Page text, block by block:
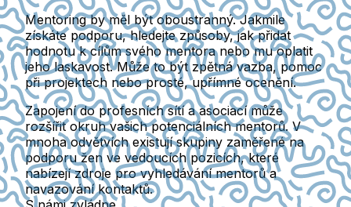
Mentoring by měl být oboustranný. Jakmile
získáte podporu, hledejte způsoby, jak přidat
hodnotu k cílům svého mentora nebo mu oplatit
jeho laskavost. Může to být zpětná vazba, pomoc
při projektech nebo prosté, upřímné ocenění.
Zapojení do profesních sítí a asociací může
rozšířit okruh vašich potenciálních mentorů. V
mnoha odvětvích existují skupiny zaměřené na
podporu žen ve vedoucích pozicích, které
nabízejí zdroje pro vyhledávání mentorů a
navazování kontaktů.